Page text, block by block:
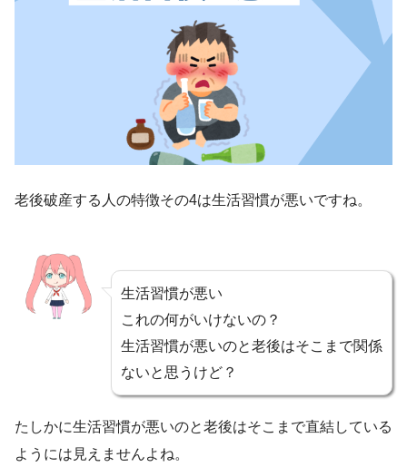
老後破産する人の特徴その4は生活習慣が悪いですね。
生活習慣が悪い
これの何がいけないの？
生活習慣が悪いのと老後はそこまで関係
ないと思うけど？
たしかに生活習慣が悪いのと老後はそこまで直結している
ようには見えませんよね。